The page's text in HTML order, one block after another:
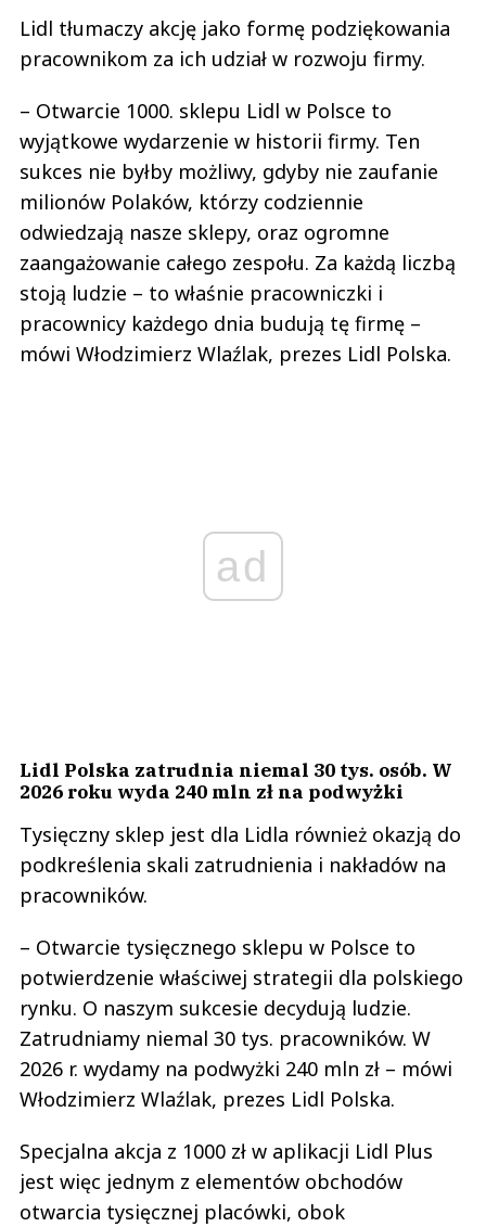
Lidl tłumaczy akcję jako formę podziękowania
pracownikom za ich udział w rozwoju firmy.
– Otwarcie 1000. sklepu Lidl w Polsce to
wyjątkowe wydarzenie w historii firmy. Ten
sukces nie byłby możliwy, gdyby nie zaufanie
milionów Polaków, którzy codziennie
odwiedzają nasze sklepy, oraz ogromne
zaangażowanie całego zespołu. Za każdą liczbą
stoją ludzie – to właśnie pracowniczki i
pracownicy każdego dnia budują tę firmę –
mówi Włodzimierz Wlaźlak, prezes Lidl Polska.
ad
Lidl Polska zatrudnia niemal 30 tys. osób. W
2026 roku wyda 240 mln zł na podwyżki
Tysięczny sklep jest dla Lidla również okazją do
podkreślenia skali zatrudnienia i nakładów na
pracowników.
– Otwarcie tysięcznego sklepu w Polsce to
potwierdzenie właściwej strategii dla polskiego
rynku. O naszym sukcesie decydują ludzie.
Zatrudniamy niemal 30 tys. pracowników. W
2026 r. wydamy na podwyżki 240 mln zł – mówi
Włodzimierz Wlaźlak, prezes Lidl Polska.
Specjalna akcja z 1000 zł w aplikacji Lidl Plus
jest więc jednym z elementów obchodów
otwarcia tysięcznej placówki, obok